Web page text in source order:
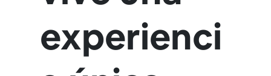
experienci